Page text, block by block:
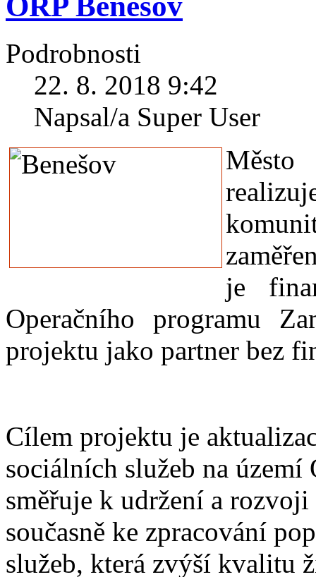
Podrobnosti
22. 8. 2018 9:42
Napsal/a Super User
je
Operačního programu
projektu jako partner bez
Cílem projektu je
sociálních služeb na území
směřuje k udržení a
současně ke zpracování
služeb, která zvýší kvalitu